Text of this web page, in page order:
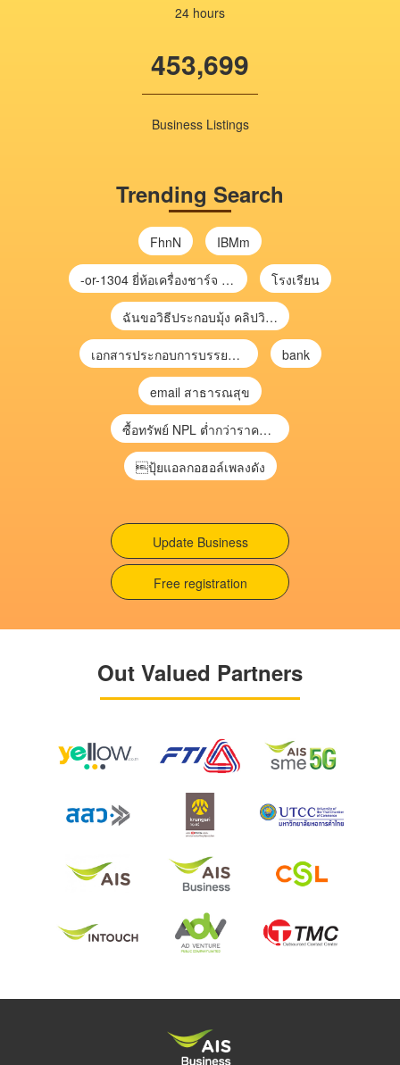
24 hours
453,699
Business Listings
Trending Search
FhnN IBMm
-or-1304 ยี่ห้อเครื่องชาร์จ chargecore โรงเรียน
ฉันขอวิธีประกอบมุ้ง คลิปวิดีโอ การประกอบมุ้ง
เอกสารประกอบการบรรยาย การประเมินความเสี่ยงเพื่อวางแผนการตรวจสอบ \ bank
email สาธารณสุข
ซื้อทรัพย์ NPL ต่ำกว่าราคาตลาด 30-70% แบบไม่ต้องไปประมูล”
ปุ้ยแอลกอฮอล์เพลงดัง
Update Business
Free registration
Out Valued Partners